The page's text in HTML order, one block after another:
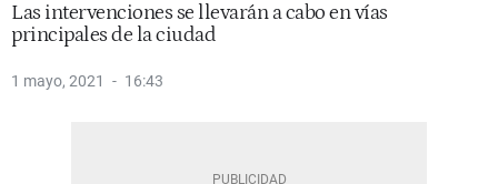
Las intervenciones se llevarán a cabo en vías
principales de la ciudad
1 mayo, 2021 16:43